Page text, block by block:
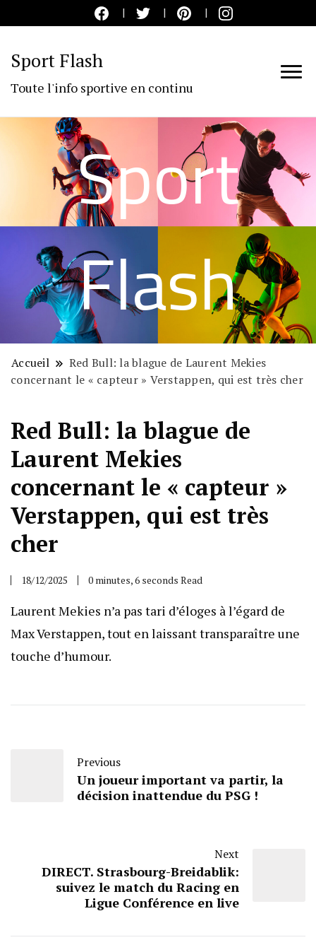
Sport Flash
Toute l'info sportive en continu
Sport
Flash
Accueil
Red Bull: la blague de Laurent Mekies
concernant le « capteur » Verstappen, qui est très cher
Red Bull: la blague de
Laurent Mekies
concernant le « capteur »
Verstappen, qui est très
cher
18/12/2025 0 minutes, 6 seconds Read
Laurent Mekies n’a pas tari d’éloges à l’égard de
Max Verstappen, tout en laissant transparaître une
touche d’humour.
Previous
Un joueur important va partir, la
décision inattendue du PSG !
Next
DIRECT. Strasbourg-Breidablik:
suivez le match du Racing en
Ligue Conférence en live